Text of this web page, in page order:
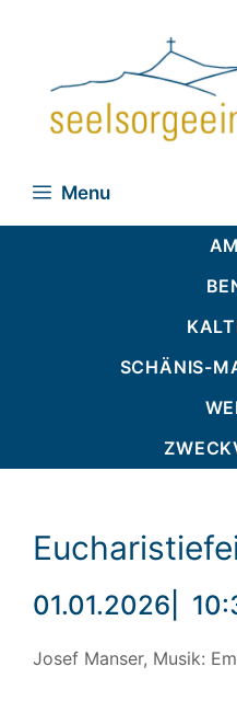
Menu
SCHÄNIS-
01.01.2026
Josef Manser, Musik: